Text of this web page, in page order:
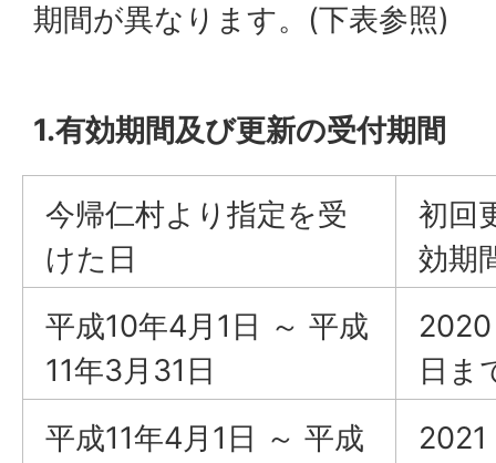
期間が異なります。(下表参照)
1.有効期間及び更新の受付期間
今帰仁村より指定を受
けた日
初回
効期
平成10年4月1日 ～ 平成
11年3月31日
日ま
平成11年4月1日 ～ 平成